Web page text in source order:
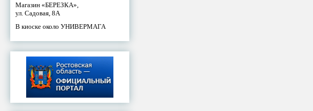
Магазин «БЕРЕЗКА»,
ул. Садовая, 8А
В киоске около УНИВЕРМАГА